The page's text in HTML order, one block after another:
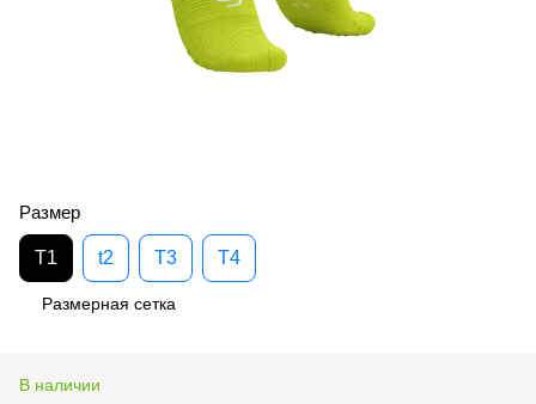
Размер
T1 t2 T3 T4
Размерная сетка
В наличии